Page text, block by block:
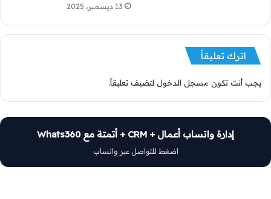
13 ديسمبر، 2025
اترك تعليقاً
يجب أنت تكون مسجل الدخول لتضيف تعليقاً.
إدارة واتساب أعمال + CRM + أتمتة مع Whats360
اضغط للتواصل عبر واتساب